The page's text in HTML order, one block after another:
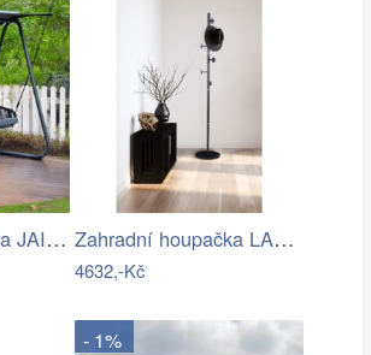
Zahradní houpačka JAIRA Tempo Kondela Zahradní houpačka LAMIA Tempo Kondela
4632,-Kč
- 1%